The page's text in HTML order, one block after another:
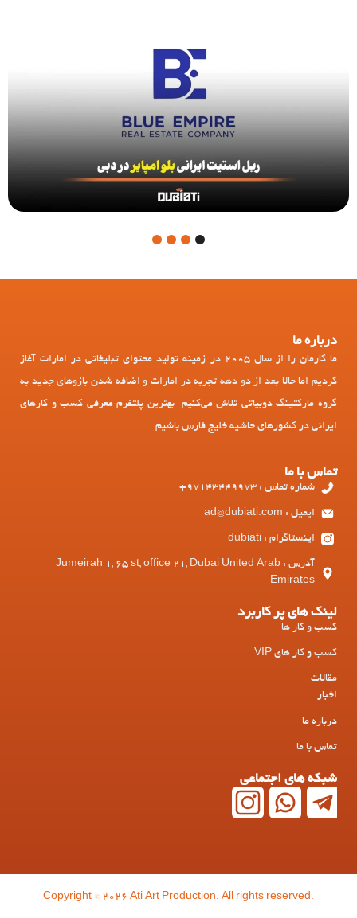
1
درباره ما
ما کارمان را از سال 2005 در زمینه تولید محتوای تبلیغاتی در امارات آغاز
کردیم اما حالا بعد از دو دهه تجربه در امارات و اضافه شدن بازوهای جدید به
گروه مارکتینگ دوبیاتی تلاش می‌کنیم بهترین پلتفرم معرفی کسب و کارهای
ایرانی در کشورهای حاشیه خلیج فارس باشیم.
تماس با ما
شماره تماس : 97143449973+
ایمیل : ad@dubiati.com
اینستاگرام : dubiati
آدرس : Jumeirah 1, 65 st, office 21, Dubai United Arab
Emirates
لینک های پر کاربرد
کسب و کار ها
کسب و کار های VIP
مقالات
اخبار
درباره ما
تماس با ما
شبکه های اجتماعی
Copyright © 2026 Ati Art Production. All rights reserved.